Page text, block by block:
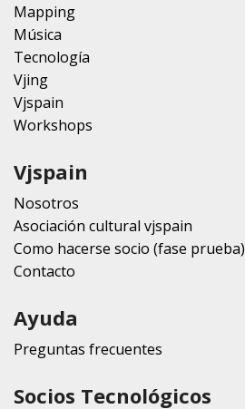
Mapping
Música
Tecnología
Vjing
Vjspain
Workshops
Vjspain
Nosotros
Asociación cultural vjspain
Como hacerse socio (fase prueba)
Contacto
Ayuda
Preguntas frecuentes
Socios Tecnológicos